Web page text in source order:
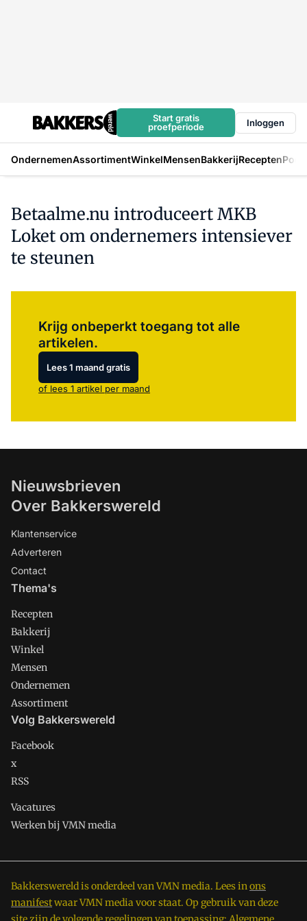
Start gratis
proefperiode
Inloggen
OndernemenAssortimentWinkelMensenBakkerijRecepten
Betaalme.nu introduceert MKB
Loket om ondernemers intensiever
te steunen
Krijg onbeperkt toegang tot alle
artikelen.
Lees 1 maand gratis
of lees 1 artikel per maand
Nieuwsbrieven
Over Bakkerswereld
Klantenservice
Adverteren
Contact
Thema's
Recepten
Bakkerij
Winkel
Mensen
Ondernemen
Assortiment
Volg Bakkerswereld
Facebook
x
RSS
Vacatures
Werken bij VMN media
Bakkerswereld is onderdeel van VMN media. Lees inons
manifestwaar VMN media voor staat. Op gebruik van deze